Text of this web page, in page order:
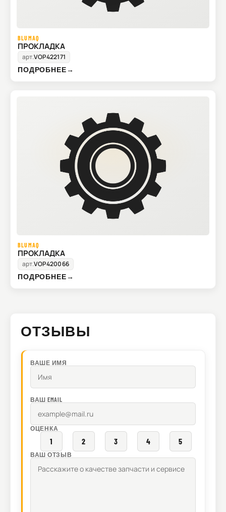
BLUMAQ
ПРОКЛАДКА
арт.VOP422171
ПОДРОБНЕЕ→
BLUMAQ
ПРОКЛАДКА
арт.VOP420066
ПОДРОБНЕЕ→
ОТЗЫВЫ
ВАШЕ ИМЯ
ВАШ EMAIL
ОЦЕНКА
1 2 3 4 5
ВАШ ОТЗЫВ